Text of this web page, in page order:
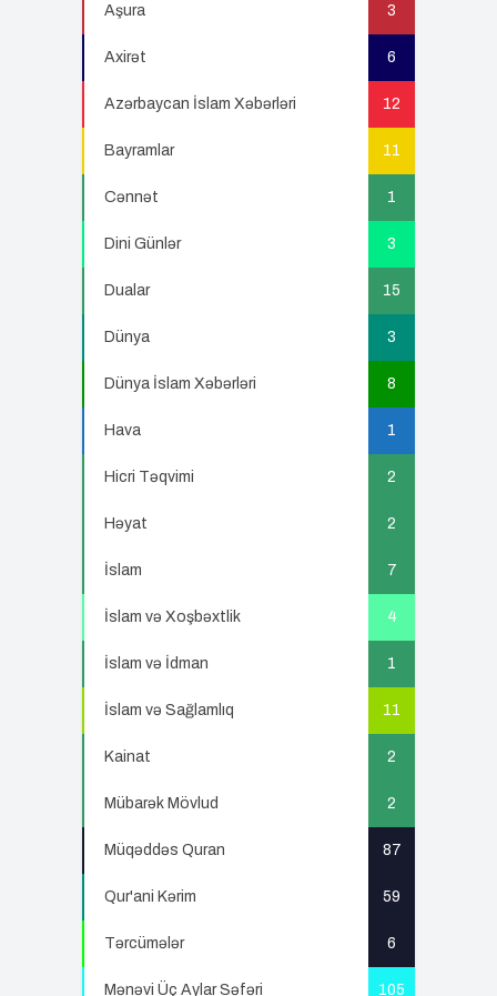
Aşura 3
Axirət 6
Azərbaycan İslam Xəbərləri 12
Bayramlar 11
Cənnət 1
Dini Günlər 3
Dualar 15
Dünya 3
Dünya İslam Xəbərləri 8
Hava 1
Hicri Təqvimi 2
Həyat 2
İslam 7
İslam və Xoşbəxtlik 4
İslam və İdman 1
İslam və Sağlamlıq 11
Kainat 2
Mübarək Mövlud 2
Müqəddəs Quran 87
Qur'ani Kərim 59
Tərcümələr 6
Mənəvi Üç Aylar Səfəri 105